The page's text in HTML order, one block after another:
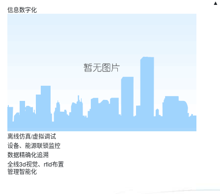
▲
信息数字化
离线仿真/虚拟调试
设备、能源联锁监控
数据精确化追溯
全线3d视觉、rfid布置
管理智能化